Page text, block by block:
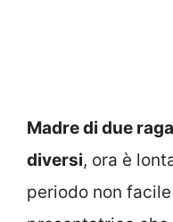
Madre di due
diversi, ora è
periodo non